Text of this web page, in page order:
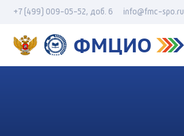
+7 (499) 009-05-52, доб. 6 info@fmc-spo.ru
ФМЦИО